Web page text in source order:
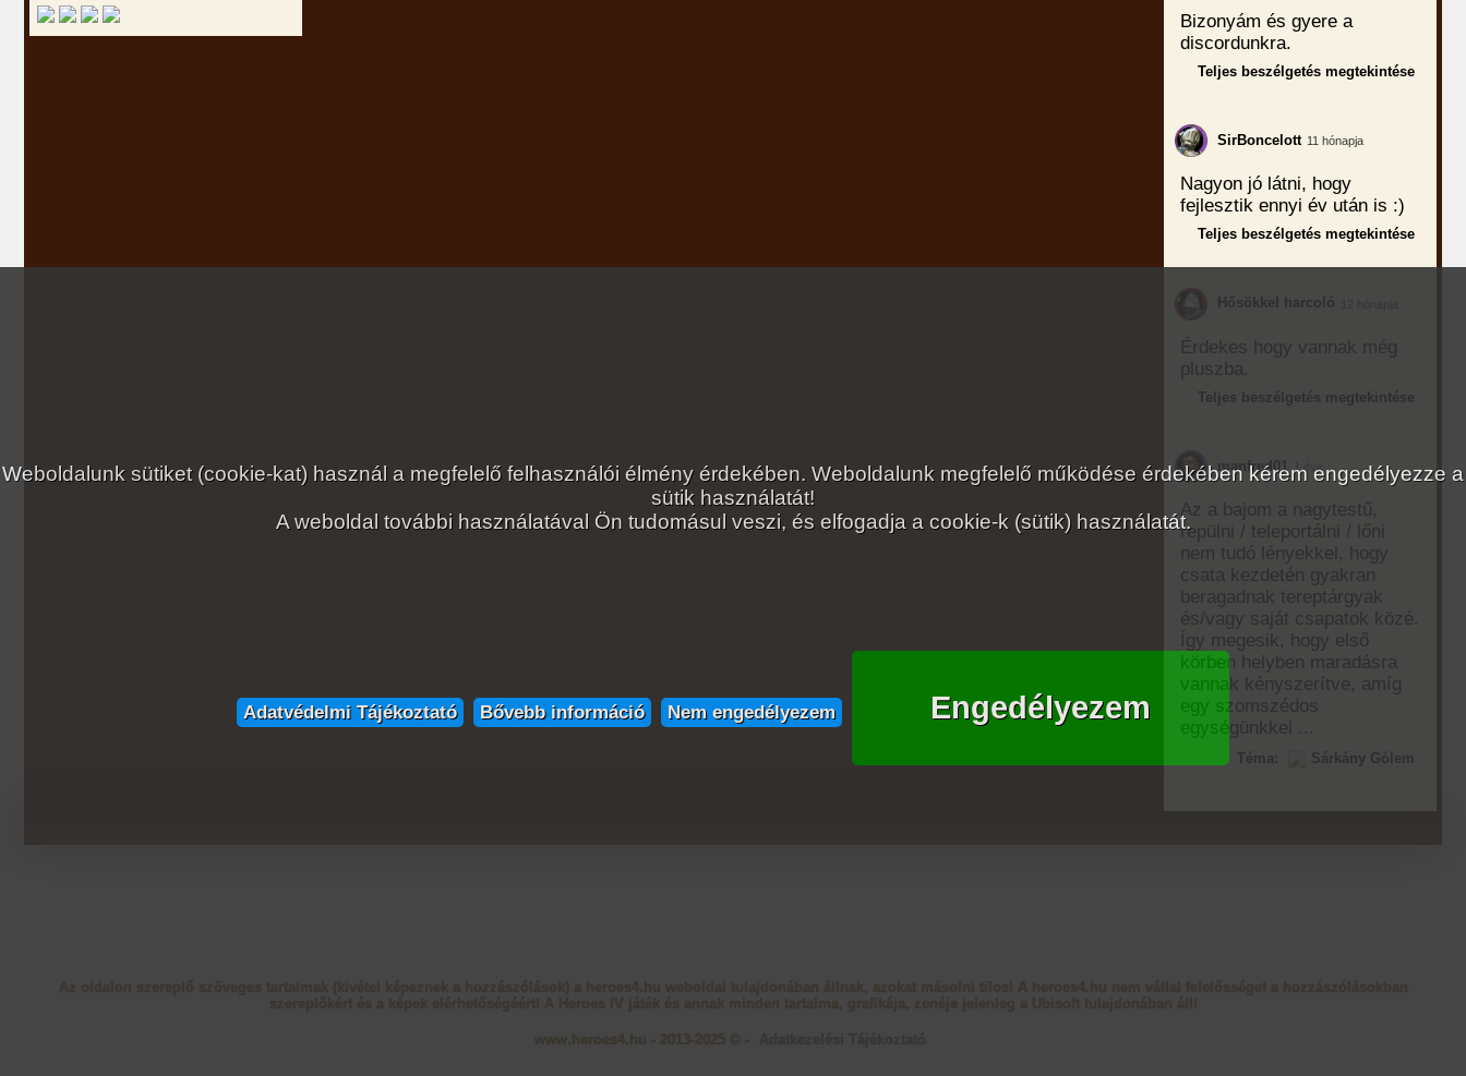
Weboldalunk sütiket (cookie-kat) használ a megfelelő felhasználói élmény érdekében. Weboldalunk megfelelő működése érdekében kérem engedélyezze a
sütik használatát!
A weboldal további használatával Ön tudomásul veszi, és elfogadja a cookie-k (sütik) használatát.
Adatvédelmi Tájékoztató Bővebb információ Nem engedélyezem Engedélyezem
Bizonyám és gyere a
discordunkra.
Teljes beszélgetés megtekintése
SirBoncelott 11 hónapja
Nagyon jó látni, hogy
fejlesztik ennyi év után is :)
Teljes beszélgetés megtekintése
Hősökkel harcoló
Érdekes hogy vannak még
pluszba.
Teljes beszélgetés megtekintése
manfred01
Az a bajom a nagytestű,
repülni / teleportálni / lőni
nem tudó lényekkel, hogy
csata kezdetén gyakran
beragadnak tereptárgyak
és/vagy saját csapatok közé.
Így megesik, hogy első
körben helyben maradásra
vannak kényszerítve, amíg
egy szomszédos
egységünkkel ...
Téma: Sárkány Gólem